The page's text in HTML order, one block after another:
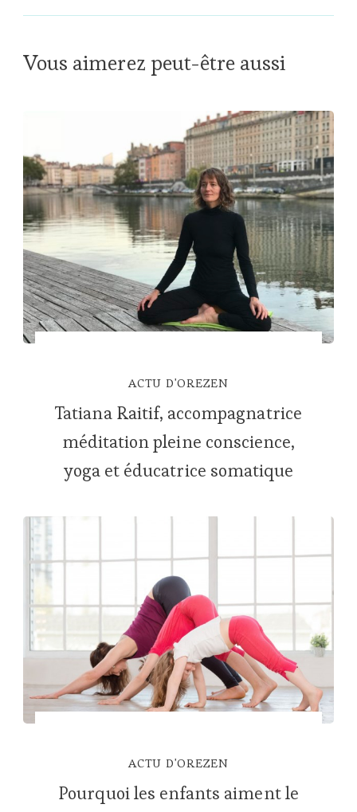
Vous aimerez peut-être aussi
ACTU D'OREZEN
Tatiana Raitif, accompagnatrice
méditation pleine conscience,
yoga et éducatrice somatique
ACTU D'OREZEN
Pourquoi les enfants aiment le